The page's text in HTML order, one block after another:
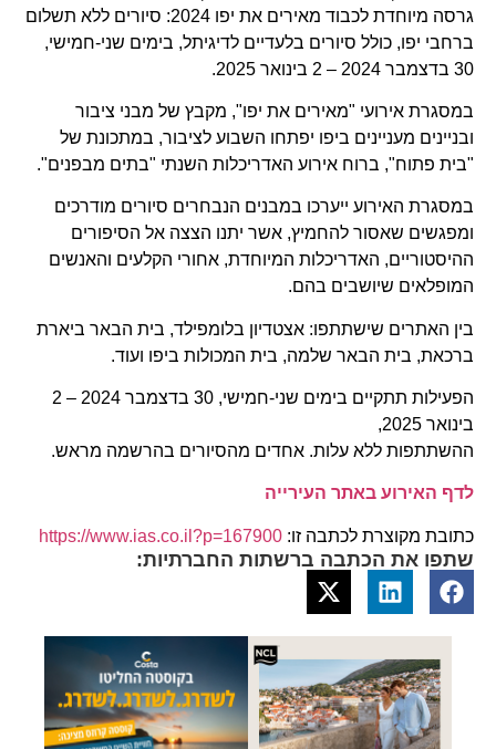
גרסה מיוחדת לכבוד מאירים את יפו 2024: סיורים ללא תשלום
ברחבי יפו, כולל סיורים בלעדיים לדיגיתל, בימים שני-חמישי,
30 בדצמבר 2024 – 2 בינואר 2025.
במסגרת אירועי "מאירים את יפו", מקבץ של מבני ציבור
ובניינים מעניינים ביפו יפתחו השבוע לציבור, במתכונת של
"בית פתוח", ברוח אירוע האדריכלות השנתי "בתים מבפנים".
במסגרת האירוע ייערכו במבנים הנבחרים סיורים מודרכים
ומפגשים שאסור להחמיץ, אשר יתנו הצצה אל הסיפורים
ההיסטוריים, האדריכלות המיוחדת, אחורי הקלעים והאנשים
המופלאים שיושבים בהם.
בין האתרים שישתתפו: אצטדיון בלומפילד, בית הבאר ביארת
ברכאת, בית הבאר שלמה, בית המכולות ביפו ועוד.
הפעילות תתקיים בימים שני-חמישי, 30 בדצמבר 2024 – 2
בינואר 2025,
ההשתתפות ללא עלות. אחדים מהסיורים בהרשמה מראש.
לדף האירוע באתר העירייה
כתובת מקוצרת לכתבה זו: https://www.ias.co.il?p=167900
שתפו את הכתבה ברשתות החברתיות: